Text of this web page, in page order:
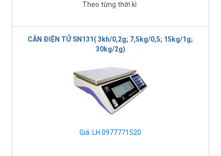
Theo từng thời kì
CÂN ĐIỆN TỬ SN131( 3kh/0,2g; 7,5kg/0,5; 15kg/1g;
30kg/2g)
Giá: LH 0977771520